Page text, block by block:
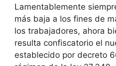
Lamentablemente
más baja a los fines de
los trabajadores, ahora
resulta confiscatorio el
establecido por decreto